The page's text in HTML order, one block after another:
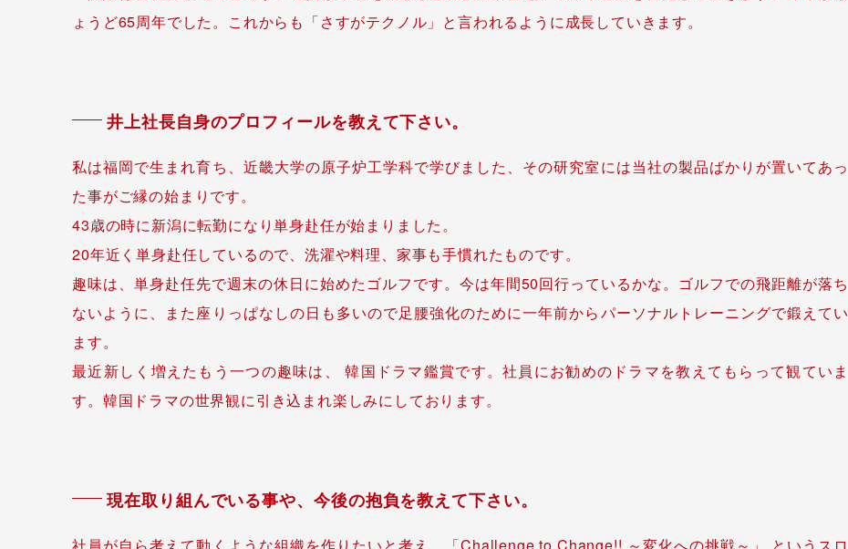
ょうど65周年でした。これからも「さすがテクノル」と言われるように成長していきます。
井上社長自身のプロフィールを教えて下さい。
私は福岡で生まれ育ち、近畿大学の原子炉工学科で学びました、その研究室には当社の製品ばかりが置いてあっ
た事がご縁の始まりです。
43歳の時に新潟に転勤になり単身赴任が始まりました。
20年近く単身赴任しているので、洗濯や料理、家事も手慣れたものです。
趣味は、単身赴任先で週末の休日に始めたゴルフです。今は年間50回行っているかな。ゴルフでの飛距離が落ち
ないように、また座りっぱなしの日も多いので足腰強化のために一年前からパーソナルトレーニングで鍛えてい
ます。
最近新しく増えたもう一つの趣味は、 韓国ドラマ鑑賞です。社員にお勧めのドラマを教えてもらって観ていま
す。韓国ドラマの世界観に引き込まれ楽しみにしております。
現在取り組んでいる事や、今後の抱負を教えて下さい。
社員が自ら考えて動くような組織を作りたいと考え、「Challenge to Change!! ～変化への挑戦～」 というスロ